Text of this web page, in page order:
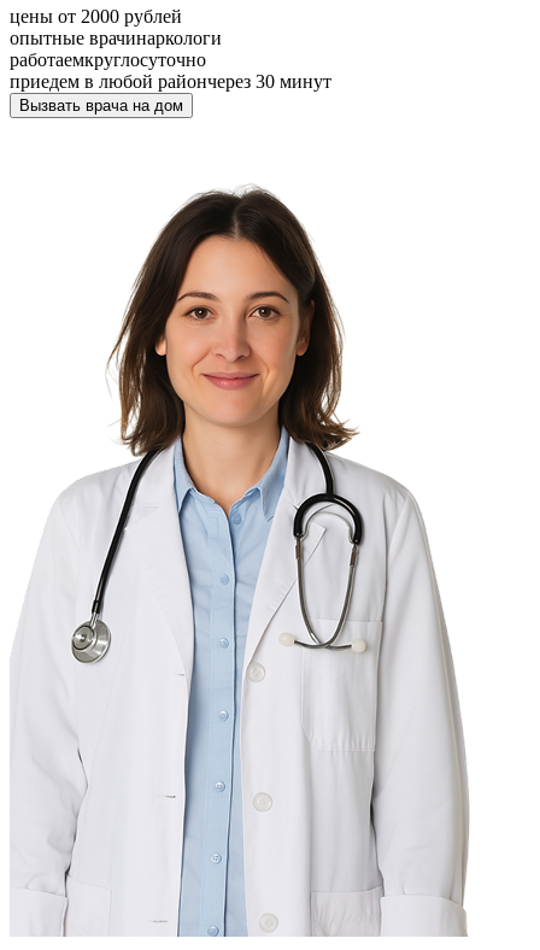
цены от 2000 рублей
опытные врачинаркологи
работаемкруглосуточно
приедем в любой райончерез 30 минут
Вызвать врача на дом